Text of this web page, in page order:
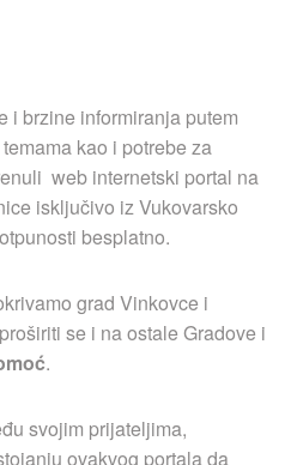
i brzine informiranja putem
kao i potrebe za
web internetski portal na
isključivo iz Vukovarsko
besplatno.
grad Vinkovce i
se i na ostale Gradove i
.
svojim prijateljima,
ovakvog portala da